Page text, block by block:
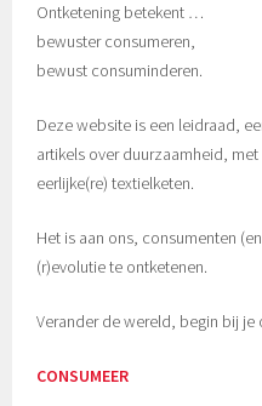
Ontketening betekent …
bewuster consumeren,
bewust consuminderen.
Deze website is een leidraad,
artikels over duurzaamheid,
eerlijke(re) textielketen.
Het is aan ons, consumenten
(r)evolutie te ontketenen.
Verander de wereld, begin bij je
CONSUMEER